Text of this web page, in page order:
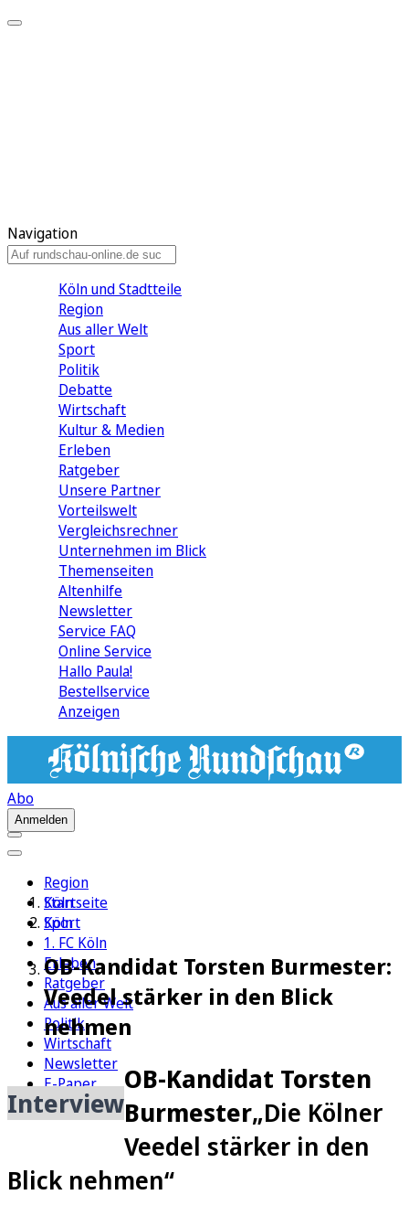
Navigation
Köln und Stadtteile
Region
Aus aller Welt
Sport
Politik
Debatte
Wirtschaft
Kultur & Medien
Erleben
Ratgeber
Unsere Partner
Vorteilswelt
Vergleichsrechner
Unternehmen im Blick
Themenseiten
Altenhilfe
Newsletter
Service FAQ
Online Service
Hallo Paula!
Bestellservice
Anzeigen
Abo
Anmelden
Region
Köln
Sport
1. FC Köln
Erleben
Ratgeber
Aus aller Welt
Politik
Wirtschaft
Newsletter
E-Paper
Startseite
Köln
OB-Kandidat Torsten Burmester:
Veedel stärker in den Blick
nehmen
Interview
OB-Kandidat Torsten
Burmester„Die Kölner
Veedel stärker in den
Blick nehmen“